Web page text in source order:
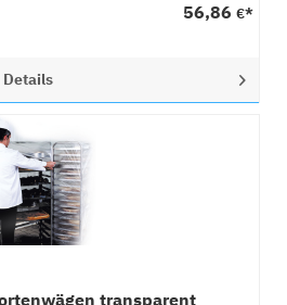
56,86 €*
Details
transparent